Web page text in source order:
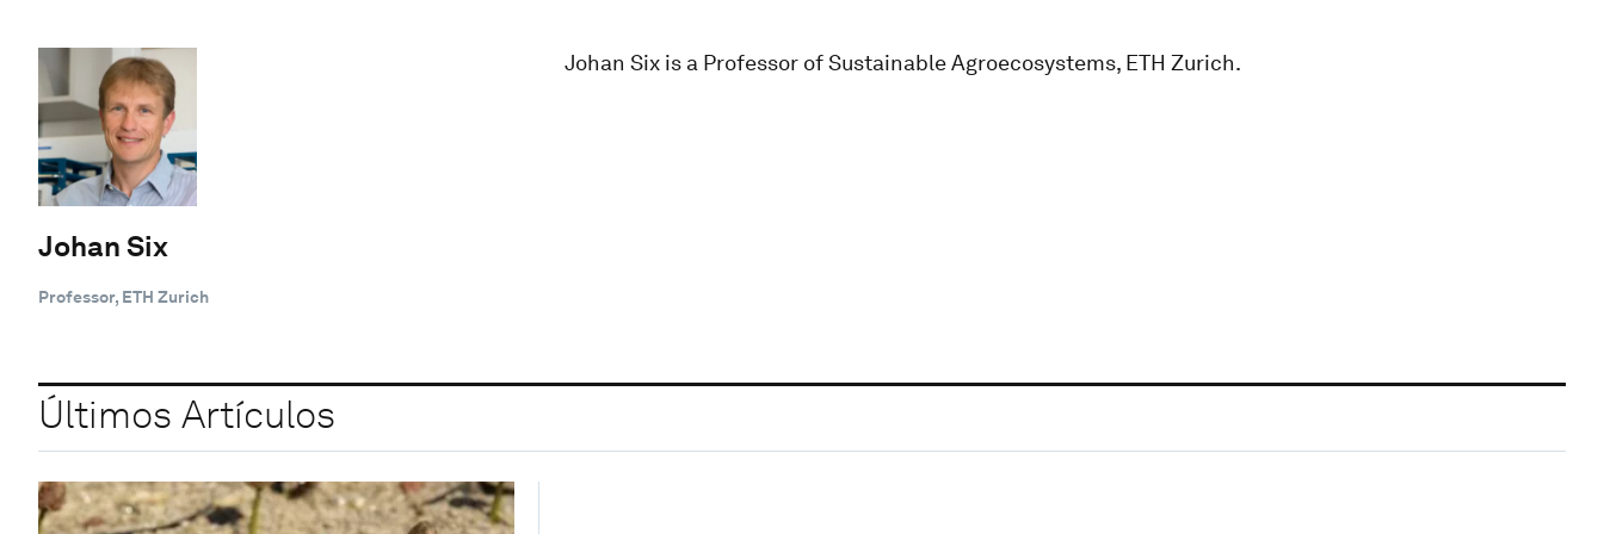
Johan Six
Professor, ETH Zurich
Johan Six is a Professor of Sustainable Agroecosystems, ETH Zurich.
Últimos Artículos